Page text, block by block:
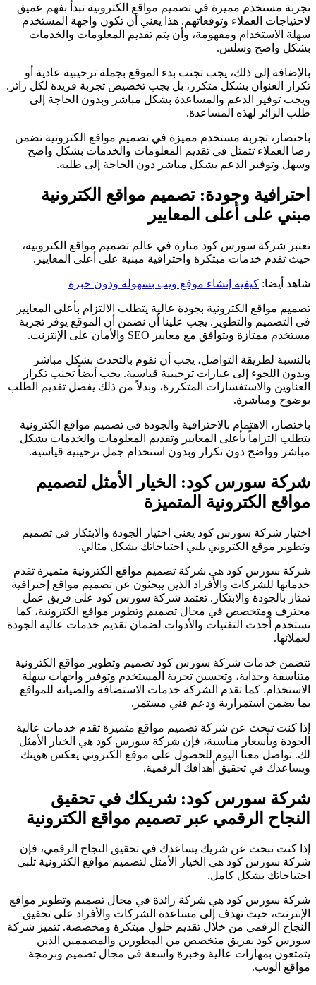
تجربة مستخدم مميزة في تصميم مواقع الكترونية تبدأ بفهم عميق
لاحتياجات العملاء وتوقعاتهم. هذا يعني أن تكون واجهة المستخدم
سهلة الاستخدام ومفهومة، وأن يتم تقديم المعلومات والخدمات
بشكل واضح وسلس.
بالإضافة إلى ذلك، يجب تجنب بدء الموقع بجملة ترحيبية عادية أو
تكرار العنوان بشكل متكرر، بل يجب تخصيص تجربة فريدة لكل زائر.
ويجب توفير الدعم والمساعدة بشكل مباشر وبدون الحاجة إلى
طلب الزائر لهذه المساعدة.
باختصار، تجربة مستخدم مميزة في تصميم مواقع الكترونية تضمن
رضا العملاء تتمثل في تقديم المعلومات والخدمات بشكل واضح
وسهل وتوفير الدعم بشكل مباشر دون الحاجة إلى طلبه.
احترافية وجودة: تصميم مواقع الكترونية
مبني على أعلى المعايير
تعتبر شركة سورس كود منارة في عالم تصميم مواقع الكترونية،
حيث تقدم خدمات مبتكرة واحترافية مبنية على أعلى المعايير.
شاهد أيضا: كيفية إنشاء موقع ويب بسهولة ودون خبرة
تصميم مواقع الكترونية بجودة عالية يتطلب الالتزام بأعلى المعايير
في التصميم والتطوير. يجب علينا أن نضمن أن الموقع يوفر تجربة
مستخدم ممتازة ويتوافق مع معايير SEO والأمان على الإنترنت.
بالنسبة لطريقة التواصل، يجب أن نقوم بالتحدث بشكل مباشر
وبدون اللجوء إلى عبارات ترحيبية قياسية. يجب أيضاً تجنب تكرار
العناوين والاستفسارات المتكررة، وبدلاً من ذلك يفضل تقديم الطلب
بوضوح ومباشرة.
باختصار، الاهتمام بالاحترافية والجودة في تصميم مواقع الكترونية
يتطلب التزاماً بأعلى المعايير وتقديم المعلومات والخدمات بشكل
مباشر وواضح دون تكرار وبدون استخدام جمل ترحيبية قياسية.
شركة سورس كود: الخيار الأمثل لتصميم
مواقع الكترونية المتميزة
اختيار شركة سورس كود يعني اختيار الجودة والابتكار في تصميم
وتطوير موقع الكتروني يلبي احتياجاتك بشكل مثالي.
شركة سورس كود هي شركة تصميم مواقع الكترونية متميزة تقدم
خدماتها للشركات والأفراد الذين يبحثون عن تصميم مواقع إحترافية
تمتاز بالجودة والابتكار. تعتمد شركة سورس كود على فريق عمل
محترف ومتخصص في مجال تصميم وتطوير مواقع الكترونية، كما
تستخدم أحدث التقنيات والأدوات لضمان تقديم خدمات عالية الجودة
لعملائها.
تتضمن خدمات شركة سورس كود تصميم وتطوير مواقع الكترونية
متناسقة وجذابة، وتحسين تجربة المستخدم وتوفير واجهات سهلة
الاستخدام. كما تقدم الشركة خدمات الاستضافة والصيانة للمواقع
بما يضمن استمرارية ودعم فني مستمر.
إذا كنت تبحث عن شركة تصميم مواقع متميزة تقدم خدمات عالية
الجودة وبأسعار مناسبة، فإن شركة سورس كود هي الخيار الأمثل
لك. تواصل معنا اليوم للحصول على موقع الكتروني يعكس هويتك
ويساعدك في تحقيق أهدافك الرقمية.
شركة سورس كود: شريكك في تحقيق
النجاح الرقمي عبر تصميم مواقع الكترونية
إذا كنت تبحث عن شريك يساعدك في تحقيق النجاح الرقمي، فإن
شركة سورس كود هي الخيار الأمثل لتصميم مواقع الكترونية تلبي
احتياجاتك بشكل كامل.
شركة سورس كود هي شركة رائدة في مجال تصميم وتطوير مواقع
الإنترنت، حيث تهدف إلى مساعدة الشركات والأفراد على تحقيق
النجاح الرقمي من خلال تقديم حلول مبتكرة ومخصصة. تتميز شركة
سورس كود بفريق متخصص من المطورين والمصممين الذين
يتمتعون بمهارات عالية وخبرة واسعة في مجال تصميم وبرمجة
مواقع الويب.